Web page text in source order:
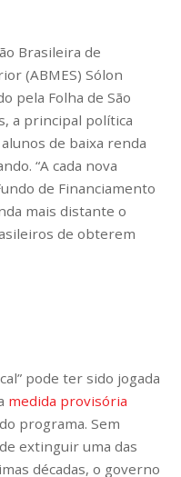
Brasileira de
(ABMES) Sólon
pela Folha de São
a principal política
de baixa renda
“A cada nova
de Financiamento
mais distante o
de obterem
pode ter sido jogada
medida provisória
programa. Sem
extinguir uma das
décadas, o governo